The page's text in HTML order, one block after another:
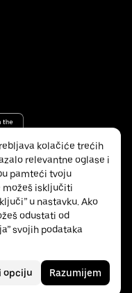
kolačiće trećih
relevantne oglase i
pamteći tvoju
možeš isključiti
u nastavku. Ako
odustati od
svojih podataka
opciju Razumijem